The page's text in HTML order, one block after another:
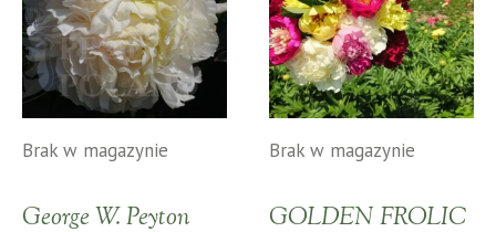
Brak w magazynie
George W. Peyton
Brak w magazynie
GOLDEN FROLIC